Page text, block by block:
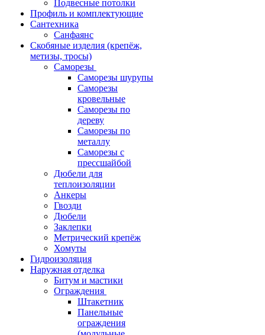
Подвесные потолки
Профиль и комплектующие
Сантехника
Санфаянс
Скобяные изделия (крепёж,
метизы, тросы)
Саморезы
Саморезы шурупы
Саморезы
кровельные
Саморезы по
дереву
Саморезы по
металлу
Саморезы с
прессшайбой
Дюбели для
теплоизоляции
Анкеры
Гвозди
Дюбели
Заклепки
Метрический крепёж
Хомуты
Гидроизоляция
Наружная отделка
Битум и мастики
Ограждения
Штакетник
Панельные
ограждения